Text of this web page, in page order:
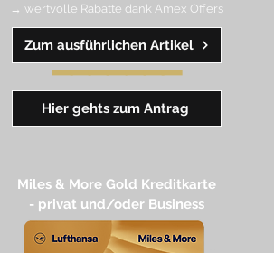
→ wertvolle Rabatte dank Amex Offers
━━━━━━━
Zum ausführlichen Artikel
Hier gehts zum Antrag
Miles & More Gold Kreditkarte​
- privat und/oder Business